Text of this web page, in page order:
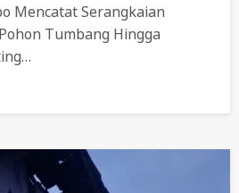
Mencatat Serangkaian
Tumbang Hingga